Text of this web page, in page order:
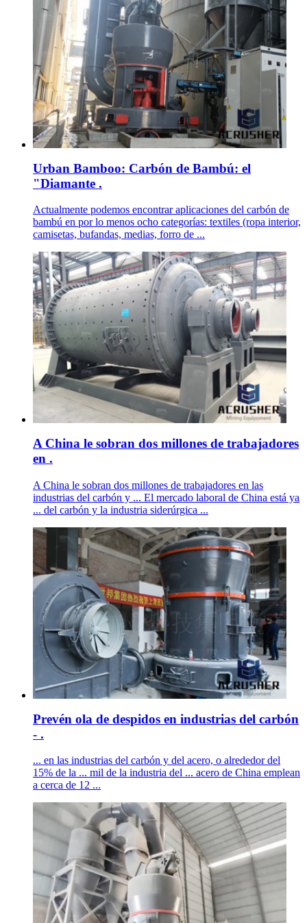
Urban Bamboo: Carbón de Bambú: el
"Diamante .
Actualmente podemos encontrar aplicaciones del carbón de
bambú en por lo menos ocho categorías: textiles (ropa interior,
camisetas, bufandas, medias, forro de ...
A China le sobran dos millones de trabajadores
en .
A China le sobran dos millones de trabajadores en las
industrias del carbón y ... El mercado laboral de China está ya
... del carbón y la industria siderúrgica ...
Prevén ola de despidos en industrias del carbón
- .
... en las industrias del carbón y del acero, o alrededor del
15% de la ... mil de la industria del ... acero de China emplean
a cerca de 12 ...